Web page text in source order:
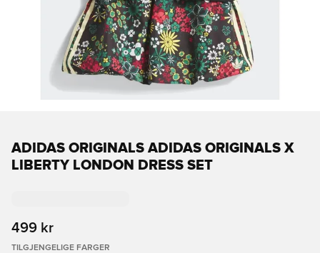
ADIDAS ORIGINALS ADIDAS ORIGINALS X
LIBERTY LONDON DRESS SET
499 kr
TILGJENGELIGE FARGER